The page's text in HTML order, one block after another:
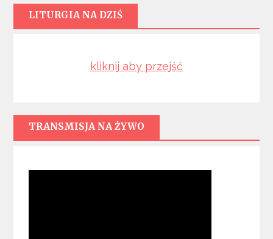
LITURGIA NA DZIŚ
kliknij aby przejść
TRANSMISJA NA ŻYWO